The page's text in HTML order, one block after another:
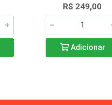
R$ 249,00
Adicionar